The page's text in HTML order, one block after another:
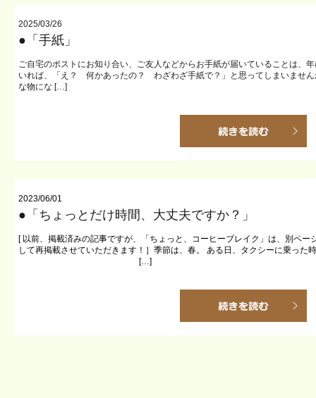
2025/03/26
●「手紙」
ご自宅のポストにお知り合い、ご友人などからお手紙が届いていることは、
いれば、「え？ 何かあったの？ わざわざ手紙で？」と思ってしまいません
な物にな […]
2023/06/01
●「ちょっとだけ時間、大丈夫ですか？」
[ 以前、掲載済みの記事ですが、「ちょっと、コーヒーブレイク」は、別ペー
して再掲載させていただきます！］季節は、春。 ある日、タクシーに乗った
[…]